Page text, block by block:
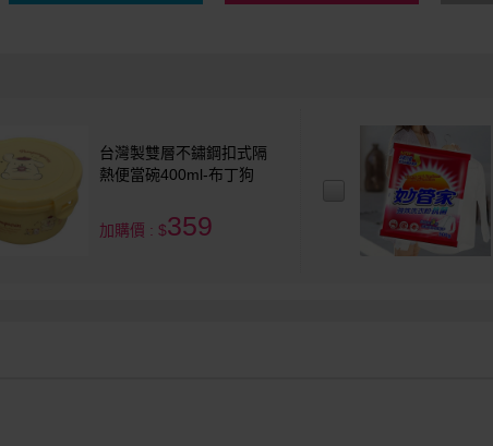
台灣製雙層不鏽鋼扣式隔
熱便當碗400ml-布丁狗
加購價 : $359